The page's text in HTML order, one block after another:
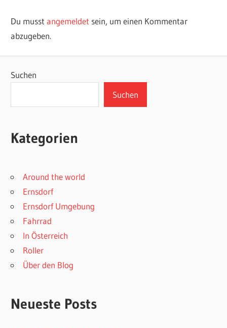
Du musstangemeldet sein, um einen Kommentar
abzugeben.
Suchen
Suchen
Kategorien
Around the world
Ernsdorf
Ernsdorf Umgebung
Fahrrad
In Österreich
Roller
Über den Blog
Neueste Posts